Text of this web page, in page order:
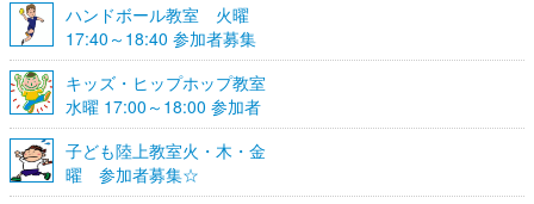
ハンドボール教室 火曜
17:40～18:40 参加者募集
☆
キッズ・ヒップホップ教室
水曜 17:00～18:00 参加者
募集☆
子ども陸上教室火・木・金
曜 参加者募集☆